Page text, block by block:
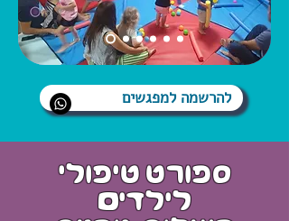
להרשמה למפגשים
ספורט טיפולי
לילדים